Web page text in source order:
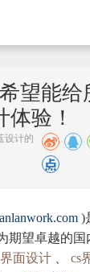
望能给
验！
设计的
)
期望卓越的
面设计 cs